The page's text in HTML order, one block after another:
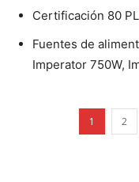
Certificación 80
Fuentes de
Imperator 750W,
1 2